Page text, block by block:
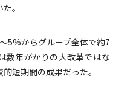
。
5%からグループ全体で約7
数年がかりの大改革ではな
短期間の成果だった。